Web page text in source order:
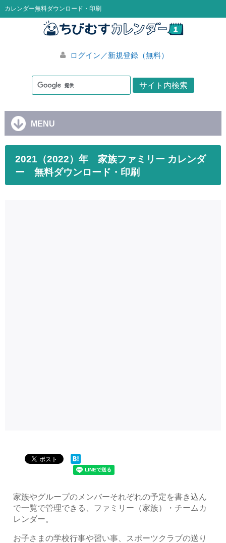
カレンダー無料ダウンロード・印刷
ログイン／新規登録（無料）
MENU
2021（2022）年 家族ファミリー カレンダ
ー 無料ダウンロード・印刷
家族やグループのメンバーそれぞれの予定を書き込ん
で一覧で管理できる、ファミリー（家族）・チームカ
レンダー。
お子さまの学校行事や習い事、スポーツクラブの送り